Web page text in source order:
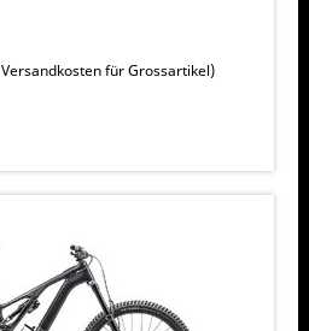
Versandkosten für Grossartikel)